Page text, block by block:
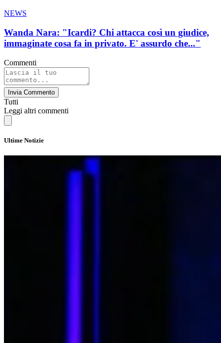
NEWS
Wanda Nara: "Icardi? Chi attacca così un giudice,
immaginate cosa fa in privato. E' assurdo che..."
Commenti
Invia Commento
Tutti
Leggi altri commenti
Ultime Notizie